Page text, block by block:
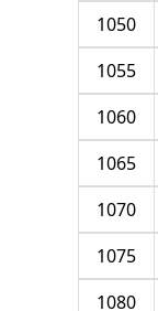
1050
1055
1060
1065
1070
1075
1080